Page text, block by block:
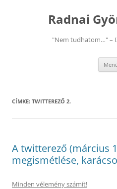
Radnai
"Nem tudhatom…" –
CÍMKE: TWITTEREZŐ 2.
A twitterező (március
megismétlése,
Minden vélemény számít!